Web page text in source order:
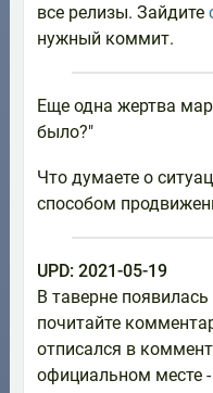
все релизы. Зайдите
нужный коммит.
Еще одна жертва
было?"
Что думаете о
способом
UPD: 2021-05-19
В таверне появилась
почитайте
отписался в
официальном месте